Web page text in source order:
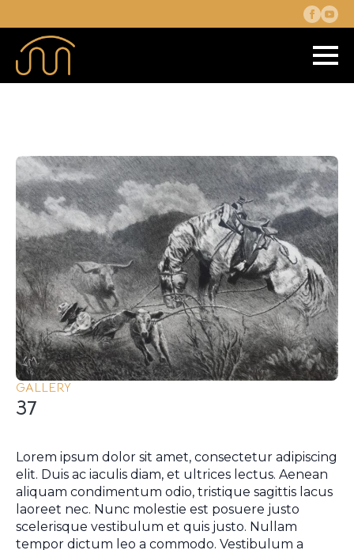
GALLERY
37
Lorem ipsum dolor sit amet, consectetur adipiscing
elit. Duis ac iaculis diam, et ultrices lectus. Aenean
aliquam condimentum odio, tristique sagittis lacus
laoreet nec. Nunc molestie est posuere justo
scelerisque vestibulum et quis justo. Nullam
tempor dictum leo a commodo. Vestibulum a